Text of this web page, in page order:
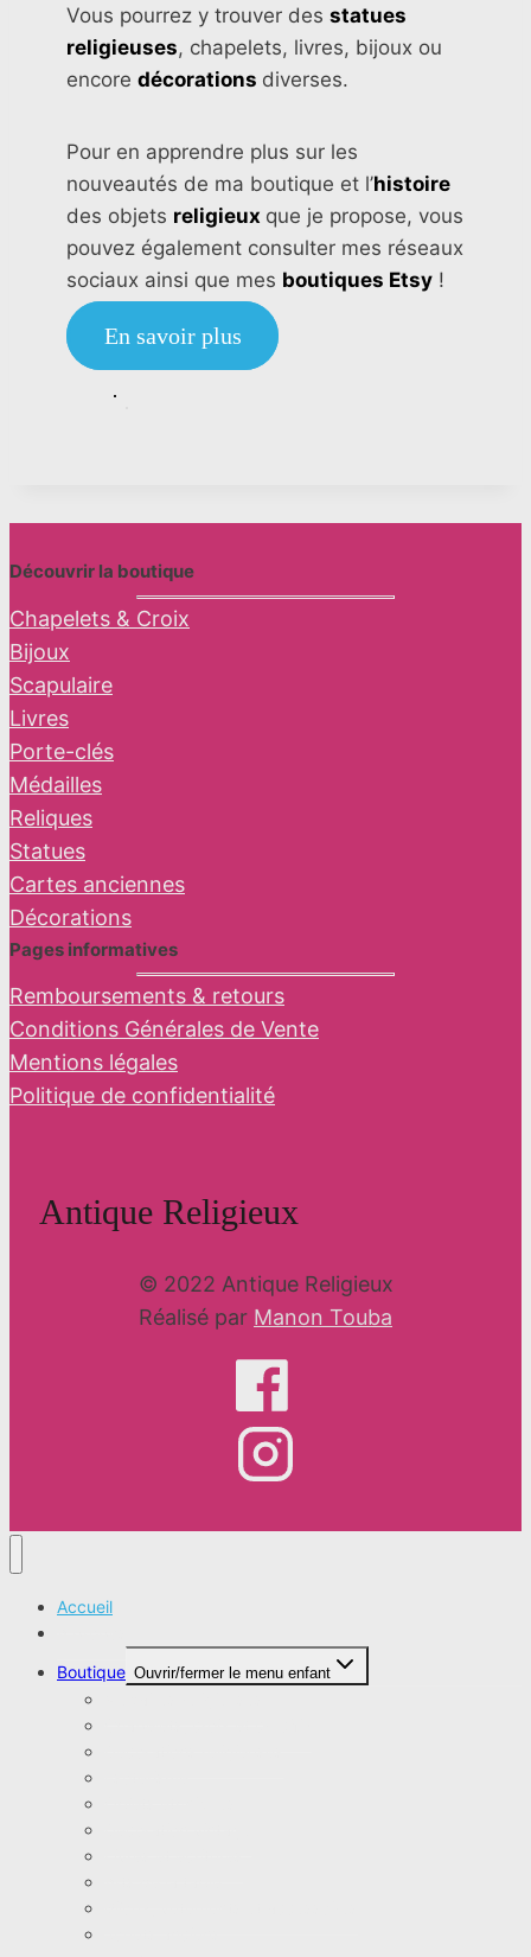
Vous pourrez y trouver des statues
religieuses, chapelets, livres, bijoux ou
encore décorations diverses.
Pour en apprendre plus sur les
nouveautés de ma boutique et l’histoire
des objets religieux que je propose, vous
pouvez également consulter mes réseaux
sociaux ainsi que mes boutiques Etsy !
En savoir plus
Découvrir la boutique
Chapelets & Croix
Bijoux
Scapulaire
Livres
Porte-clés
Médailles
Reliques
Statues
Cartes anciennes
Décorations
Pages informatives
Remboursements & retours
Conditions Générales de Vente
Mentions légales
Politique de confidentialité
Antique Religieux
© 2022 Antique Religieux
Réalisé par Manon Touba
Accueil
Boutique Ouvrir/fermer le menu enfant